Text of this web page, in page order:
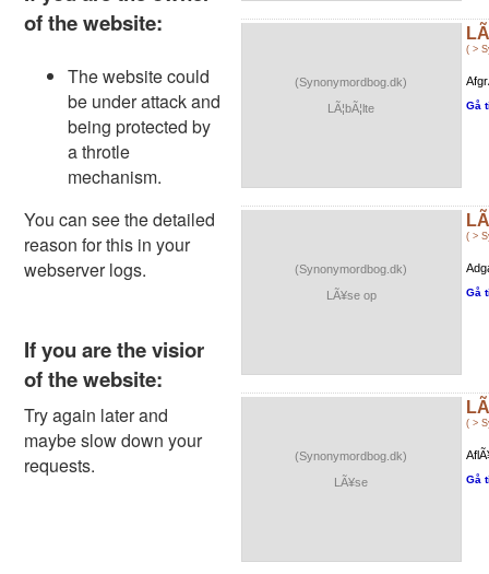
(Synonymordbog.dk)
LÃ¦bÃ¦lte
( >
Gå
(Synonymordbog.dk)
LÃ¥se op
( >
Gå
(Synonymordbog.dk)
LÃ¥se
( >
Gå